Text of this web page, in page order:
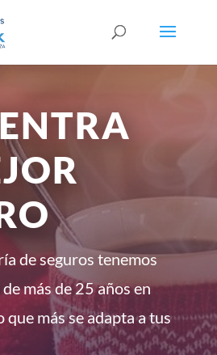
de seguros tenemos
más de 25 años en
que más se adapta a tus